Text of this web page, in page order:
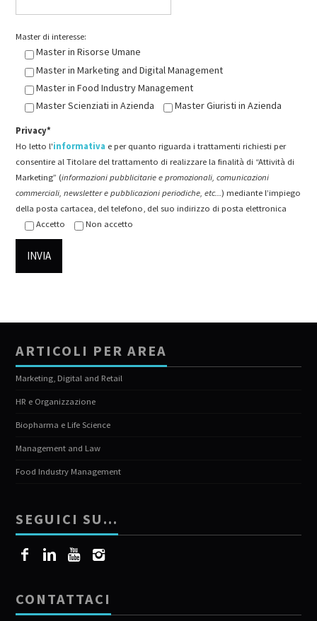
Master di interesse:
Master in Risorse Umane
Master in Marketing and Digital Management
Master in Food Industry Management
Master Scienziati in Azienda
Master Giuristi in Azienda
Privacy*
Ho letto l'informativa e per quanto riguarda i trattamenti richiesti per
consentire al Titolare del trattamento di realizzare la finalità di “Attività di
Marketing” (informazioni pubblicitarie e promozionali, comunicazioni
commerciali, newsletter e pubblicazioni periodiche, etc...) mediante l’impiego
della posta cartacea, del telefono, del suo indirizzo di posta elettronica
Accetto
Non accetto
ARTICOLI PER AREA
Marketing, Digital and Retail
HR e Organizzazione
Biopharma e Life Science
Management and Law
Food Industry Management
SEGUICI SU…
CONTATTACI